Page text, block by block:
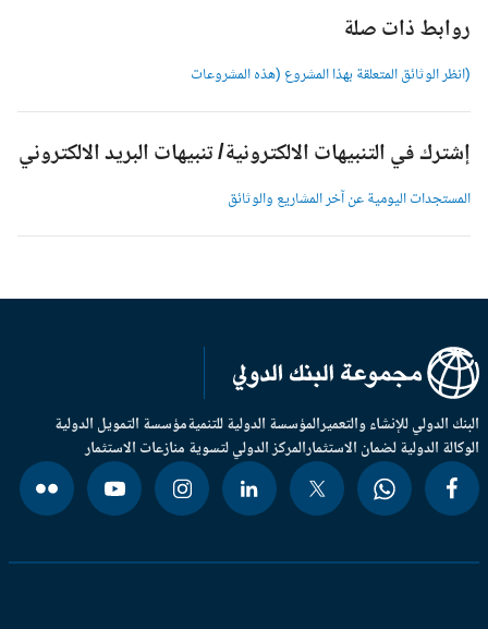
روابط ذات صلة
(انظر الوثائق المتعلقة بهذا المشروع (هذه المشروعات
إشترك في التنبيهات الالكترونية/ تنبيهات البريد الالكتروني
المستجدات اليومية عن آخر المشاريع والوثائق
الدولي للإنشاء والتعميرالمؤسسة الدولية للتنميةمؤسسة التمويل الدولية
الدولية لضمان الاستثمارالمركز الدولي لتسوية منازعات الاستثمار